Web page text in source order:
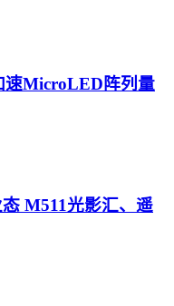
速MicroLED阵列量
M511光影汇、遥